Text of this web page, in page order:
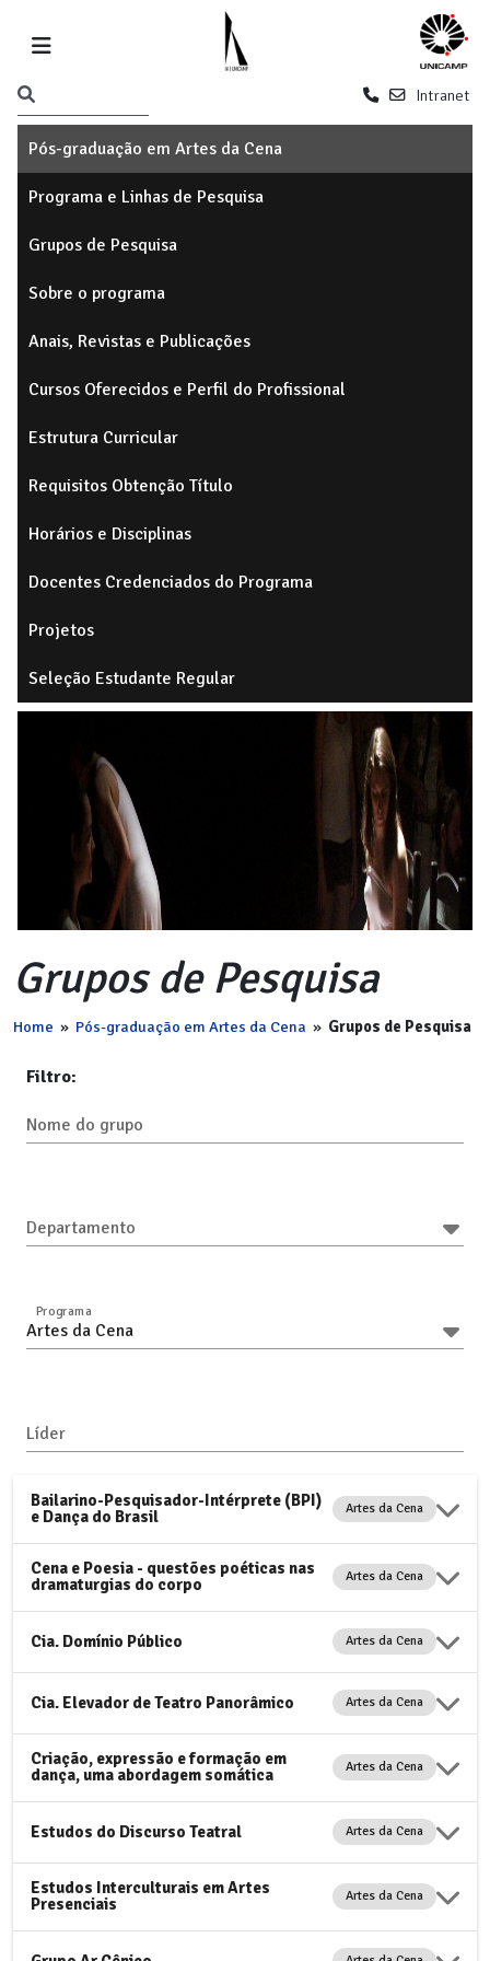
Intranet
Pós-graduação em Artes da Cena
Programa e Linhas de Pesquisa
Grupos de Pesquisa
Sobre o programa
Anais, Revistas e Publicações
Cursos Oferecidos e Perfil do Profissional
Estrutura Curricular
Requisitos Obtenção Título
Horários e Disciplinas
Docentes Credenciados do Programa
Projetos
Seleção Estudante Regular
Grupos de Pesquisa
Home » Pós-graduação em Artes da Cena » Grupos de Pesquisa
Filtro:
Nome do grupo
Departamento
Programa
Artes da Cena
Líder
Bailarino-Pesquisador-Intérprete (BPI)
e Dança do Brasil
Artes da Cena
Cena e Poesia - questões poéticas nas
dramaturgias do corpo
Artes da Cena
Cia. Domínio Público Artes da Cena
Cia. Elevador de Teatro Panorâmico Artes da Cena
Criação, expressão e formação em
dança, uma abordagem somática
Artes da Cena
Estudos do Discurso Teatral Artes da Cena
Estudos Interculturais em Artes
Presenciais
Artes da Cena